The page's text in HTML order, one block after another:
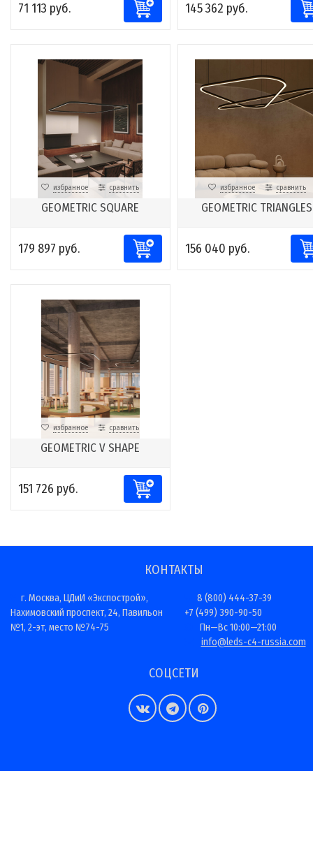
71 113 руб. 145 362 руб.
избранное сравнить
GEOMETRIC SQUARE
179 897 руб.
избранное сравнить
GEOMETRIC TRIANGLES
156 040 руб.
избранное сравнить
GEOMETRIC V SHAPE
151 726 руб.
КОНТАКТЫ
г. Москва, ЦДиИ «Экспострой»,
Нахимовский проспект, 24, Павильон
№1, 2-эт, место №74-75
8 (800) 444-37-39
+7 (499) 390-90-50
Пн—Вс 10:00—21:00
info@leds-c4-russia.com
СОЦСЕТИ